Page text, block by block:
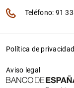
Teléfono: 91
Política de privacidad
Aviso legal